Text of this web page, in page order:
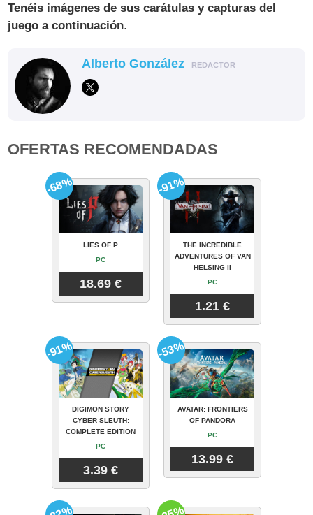
Tenéis imágenes de sus carátulas y capturas del
juego a continuación.
Alberto González REDACTOR
OFERTAS RECOMENDADAS
LIES OF P
PC
18.69 €
-68%
THE INCREDIBLE
ADVENTURES OF VAN
HELSING II
PC
1.21 €
-91%
DIGIMON STORY
CYBER SLEUTH:
COMPLETE EDITION
PC
3.39 €
-91%
AVATAR: FRONTIERS
OF PANDORA
PC
13.99 €
-53%